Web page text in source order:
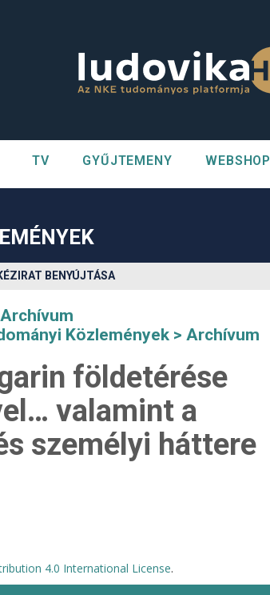
TV GYŰJTEMENY WEBSHOP
BENYÚJTÁSA
Archívum
Közlemények
Archívum
földetérése
valamint a
személyi háttere
4.0 International License.